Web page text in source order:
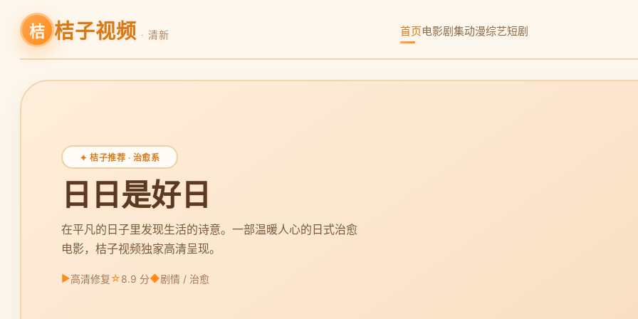
桔 桔子视频 · 清新 首页电影剧集动漫综艺短剧
✦ 桔子推荐 · 治愈系
日日是好日
在平凡的日子里发现生活的诗意。一部温暖人心的日式治愈
电影，桔子视频独家高清呈现。
▶高清修复☆8.9 分◆剧情 / 治愈